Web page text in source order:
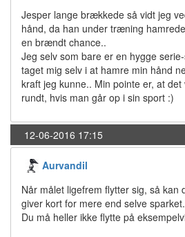
Jesper lange brækkede så vidt jeg
hånd, da han under træning
en brændt chance..
Jeg selv som bare er en hygge
taget mig selv i at hamre min hånd
kraft jeg kunne.. Min pointe er, at
rundt, hvis man går op i sin sport :)
12-06-2016 17:15
Aurvandil
Når målet ligefrem flytter sig, så
giver kort for mere end selve sparket.
Du må heller ikke flytte på